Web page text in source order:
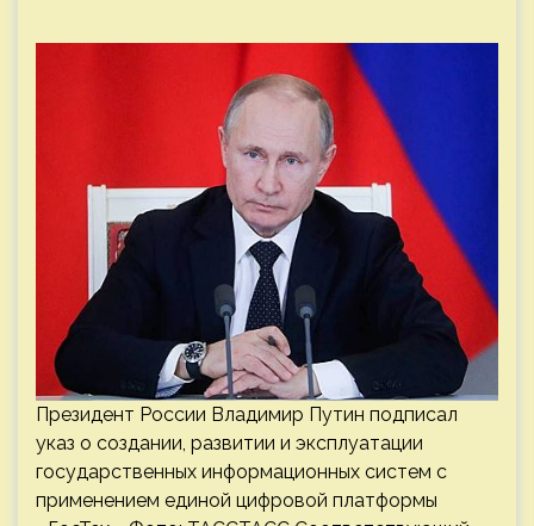
Президент России Владимир Путин подписал
указ о создании, развитии и эксплуатации
государственных информационных систем с
применением единой цифровой платформы